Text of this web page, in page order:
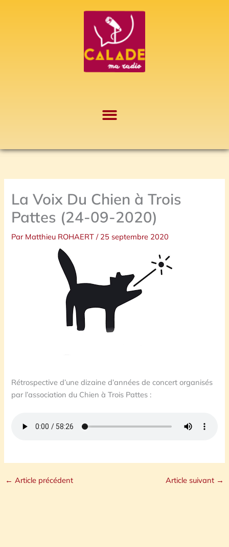
La Voix Du Chien à Trois
Pattes (24-09-2020)
Par Matthieu ROHAERT/ 25 septembre 2020
Rétrospective d’une dizaine d’années de concert organisés
par l’association du Chien à Trois Pattes :
← Article précédent Article suivant →